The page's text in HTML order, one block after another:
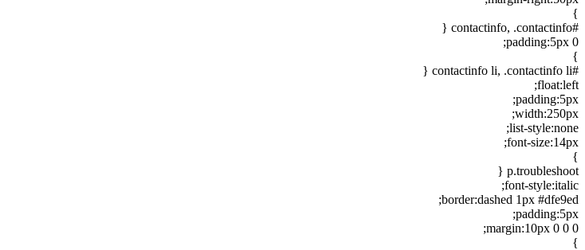
}
#contactinfo, .contactinfo {
padding:5px 0;
}
#contactinfo li, .contactinfo li {
float:left;
padding:5px;
width:250px;
list-style:none;
font-size:14px;
}
p.troubleshoot {
font-style:italic;
border:dashed 1px #dfe9ed;
padding:5px;
margin:10px 0 0 0;
}